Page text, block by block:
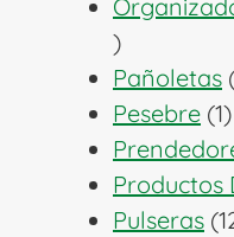
3
productos
Pañoletas
Pesebre 11
Productos
Pulseras